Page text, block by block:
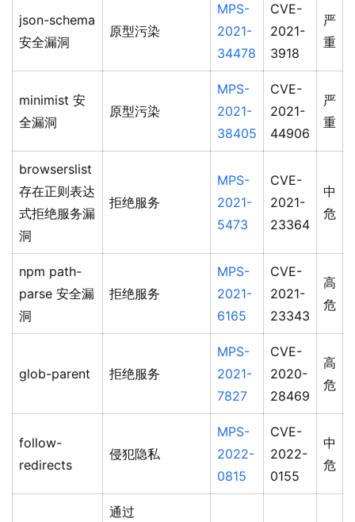
json-schema
安全漏洞
原型污染
MPS-
2021-
34478
CVE-
2021-
3918
严
重
minimist 安
全漏洞
原型污染
MPS-
2021-
38405
CVE-
2021-
44906
严
重
browserslist
存在正则表达
式拒绝服务漏
洞
拒绝服务
MPS-
2021-
5473
CVE-
2021-
23364
中
危
npm path-
parse 安全漏
洞
拒绝服务
MPS-
2021-
6165
CVE-
2021-
23343
高
危
glob-parent 拒绝服务
MPS-
2021-
7827
CVE-
2020-
28469
高
危
follow-
redirects
侵犯隐私
MPS-
2022-
0815
CVE-
2022-
0155
中
危
通过